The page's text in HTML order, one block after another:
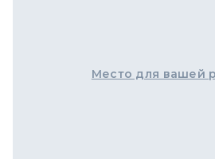
Место для вашей